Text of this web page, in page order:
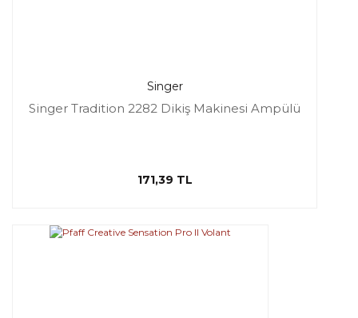
Singer
Singer Tradition 2282 Dikiş Makinesi Ampülü
171,39 TL